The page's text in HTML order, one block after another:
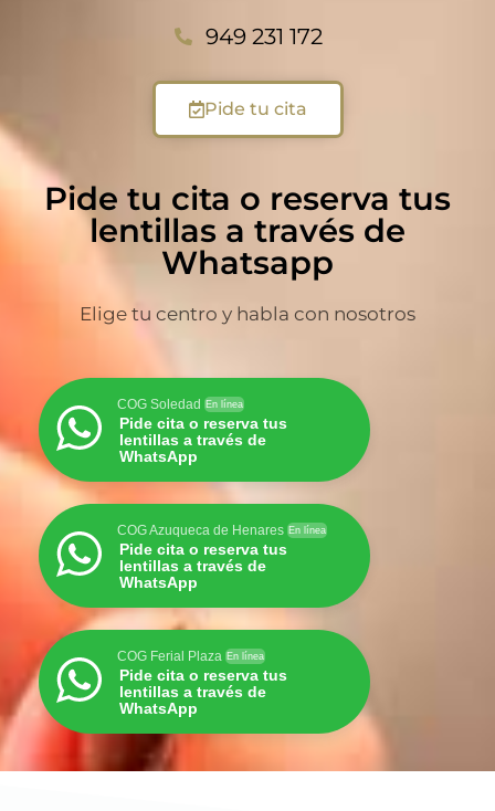
949 231 172
Pide tu cita
Pide tu cita o reserva tus
lentillas a través de
Whatsapp
Elige tu centro y habla con nosotros
COG Soledad En línea
Pide cita o reserva tus
lentillas a través de
WhatsApp
COG Azuqueca de Henares En línea
Pide cita o reserva tus
lentillas a través de
WhatsApp
COG Ferial Plaza En línea
Pide cita o reserva tus
lentillas a través de
WhatsApp